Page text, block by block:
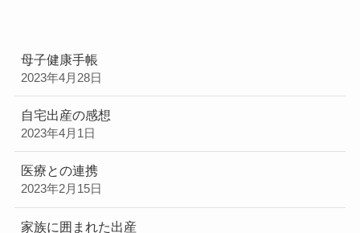
母子健康手帳
2023年4月28日
自宅出産の感想
2023年4月1日
医療との連携
2023年2月15日
家族に囲まれた出産